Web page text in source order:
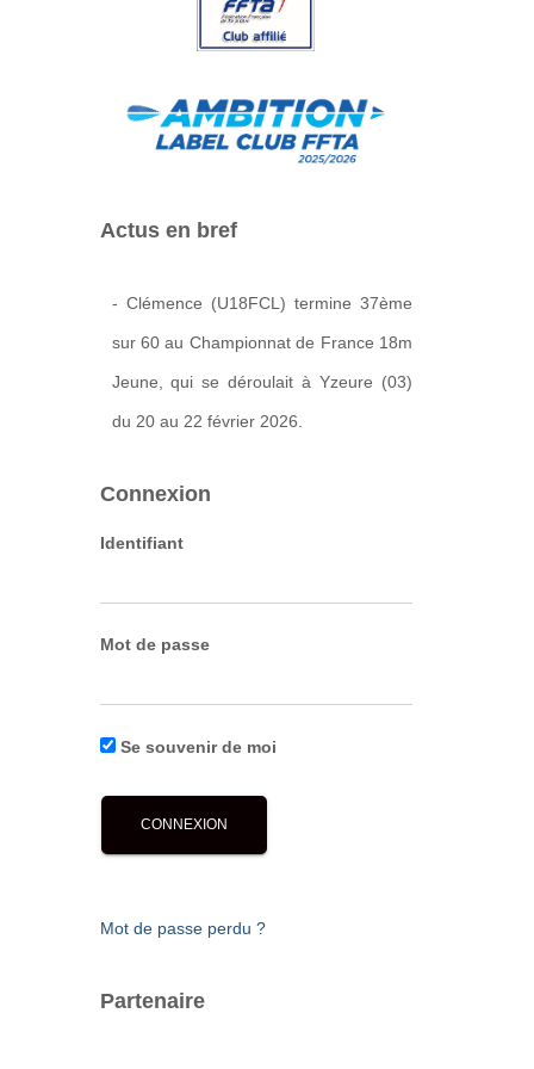
Actus en bref
- Clémence (U18FCL) termine 37ème
sur 60 au Championnat de France 18m
Jeune, qui se déroulait à Yzeure (03)
du 20 au 22 février 2026.
Connexion
Identifiant
Mot de passe
Se souvenir de moi
Mot de passe perdu ?
Partenaire